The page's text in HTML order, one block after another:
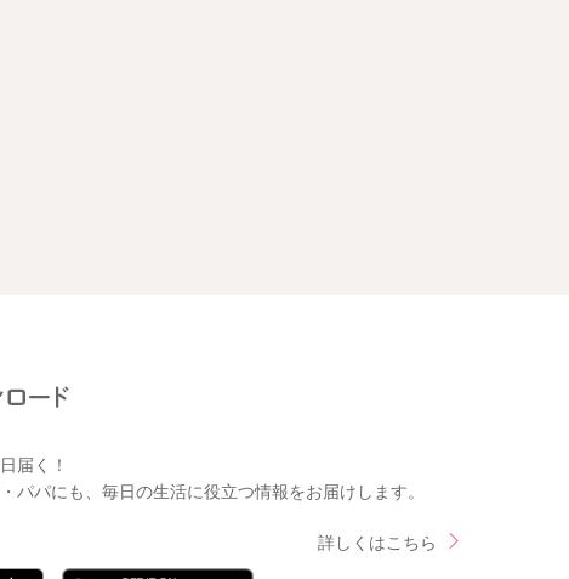
届く！
パパにも、毎日の生活に役立つ情報をお届けします。
詳しくはこちら